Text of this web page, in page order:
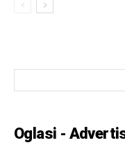
Oglasi -